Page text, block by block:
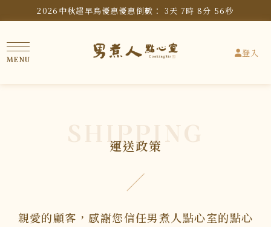
2026中秋超早鳥優惠優惠倒數： 3天 7時 8分 56秒
登入
SHIPPING
運送政策
親愛的顧客，感謝您信任男煮人點心室的點心